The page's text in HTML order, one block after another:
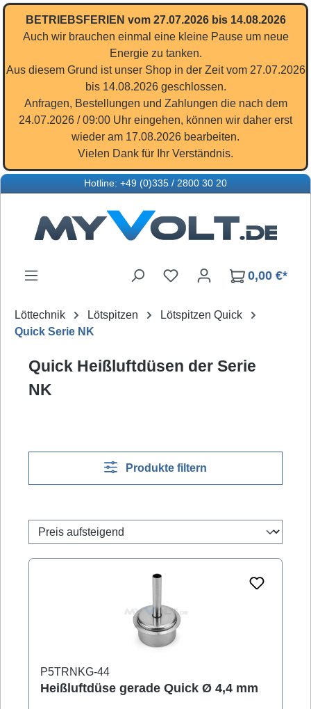
Zum Hauptinhalt springen
BETRIEBSFERIEN vom 27.07.2026 bis 14.08.2026
Auch wir brauchen einmal eine kleine Pause um neue
Energie zu tanken.
Aus diesem Grund ist unser Shop in der Zeit vom 27.07.2026
bis 14.08.2026 geschlossen.
Anfragen, Bestellungen und Zahlungen die nach dem
24.07.2026 / 09:00 Uhr eingehen, können wir daher erst
wieder am 17.08.2026 bearbeiten.
Vielen Dank für Ihr Verständnis.
Hotline: +49 (0)335 / 2800 30 20
Du hast 0 Produkte auf
0,00 €*
Löttechnik Lötspitzen
Lötspitzen Quick
Quick Serie NK
Quick Heißluftdüsen der Serie
NK
Produkte filtern
P5TRNKG-44
Heißluftdüse gerade Quick Ø 4,4 mm